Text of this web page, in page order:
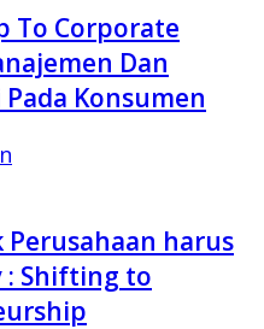
To Corporate
Dan
Konsumen
Perusahaan harus
Shifting to